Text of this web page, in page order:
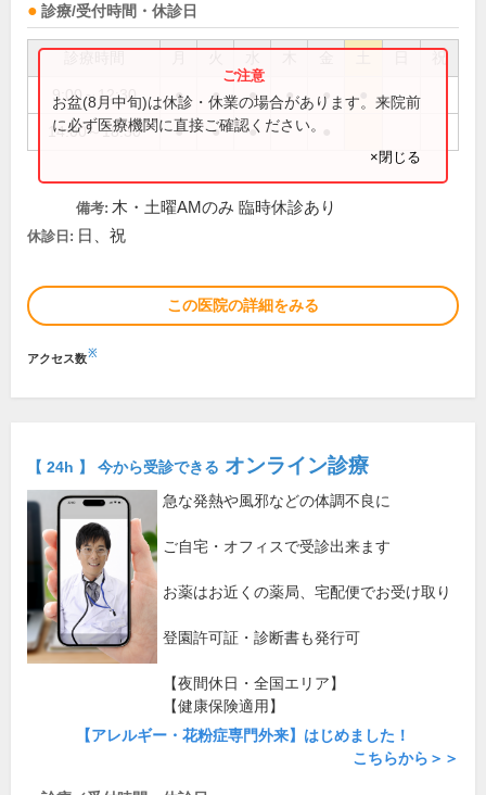
診療/受付時間・休診日
祝
9:00～12:30 ● ● ● ● ●
14:00～18:30 ● ● ●
お盆(8月中旬)は休診・休業の場合があります。来院前
に必ず医療機関に直接ご確認ください。
×閉じる
備考: 木・土曜AMのみ 臨時休診あり
休診日: 日、祝
この医院の詳細をみる
アクセス数※
【 24h 】 今から受診できる オンライン診療
急な発熱や風邪などの体調不良に
ご自宅・オフィスで受診出来ます
お薬はお近くの薬局、宅配便でお受け取り
登園許可証・診断書も発行可
【夜間休日・全国エリア】
【健康保険適用】
【アレルギー・花粉症専門外来】はじめました！
こちらから＞＞